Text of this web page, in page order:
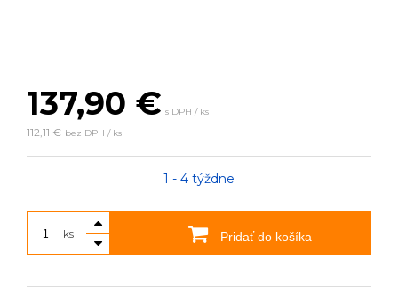
137,90 € s DPH / ks
112,11 € bez DPH / ks
1 - 4 týždne
ks Pridať do košíka